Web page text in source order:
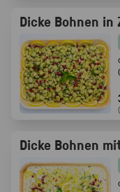
Dicke Bohnen in
Dicke Bohnen